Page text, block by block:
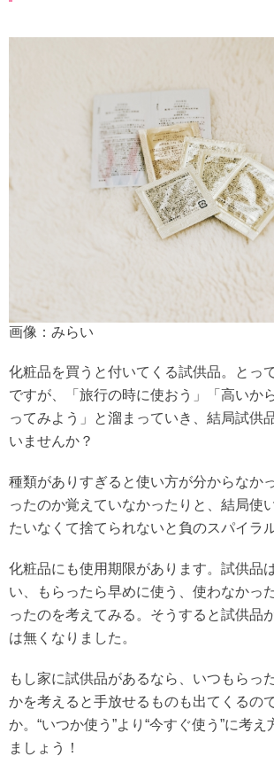
画像：みらい
化粧品を買うと付いてくる試供品。とっ
ですが、「旅行の時に使おう」「高いか
ってみよう」と溜まっていき、結局試供
いませんか？
種類がありすぎると使い方が分からなか
ったのか覚えていなかったりと、結局使
たいなくて捨てられないと負のスパイラ
化粧品にも使用期限があります。試供品
い、もらったら早めに使う、使わなかっ
ったのを考えてみる。そうすると試供品
は無くなりました。
もし家に試供品があるなら、いつもらっ
かを考えると手放せるものも出てくるの
か。“いつか使う”より“今すぐ使う”に考
ましょう！